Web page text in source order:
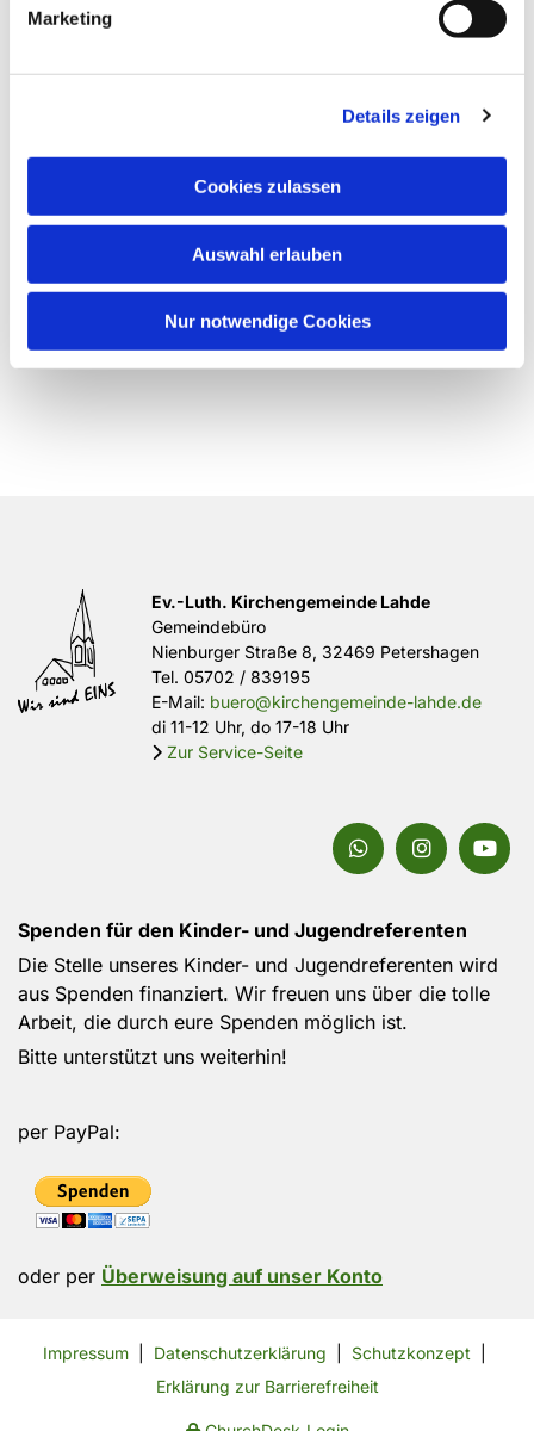
Marketing
Details zeigen
Cookies zulassen
Auswahl erlauben
Nur notwendige Cookies
Ev.-Luth. Kirchengemeinde Lahde
Gemeindebüro
Nienburger Straße 8, 32469 Petershagen
Tel. 05702 / 839195
E-Mail: buero@kirchengemeinde-lahde.de
di 11-12 Uhr, do 17-18 Uhr
 Zur Service-Seite
Spenden für den Kinder- und Jugendreferenten
Die Stelle unseres Kinder- und Jugendreferenten wird
aus Spenden finanziert. Wir freuen uns über die tolle
Arbeit, die durch eure Spenden möglich ist.
Bitte unterstützt uns weiterhin!
per PayPal:
oder per Überweisung auf unser Konto
Impressum Datenschutzerklärung Schutzkonzept
Erklärung zur Barrierefreiheit